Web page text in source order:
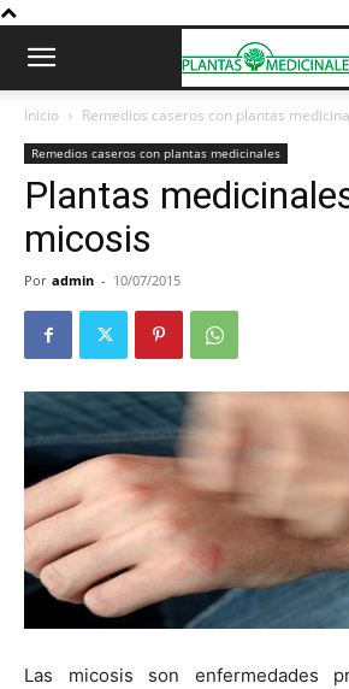
Inicio Remedios caseros con plantas
Remedios caseros con plantas medicinales
Plantas
micosis
Por admin - 10/07/2015
Las micosis son enfermedades